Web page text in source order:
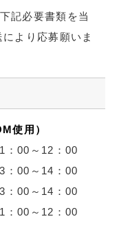
記必要書類を当
より応募願いま
使用）
：00～12：00
：00～14：00
：00～14：00
：00～12：00